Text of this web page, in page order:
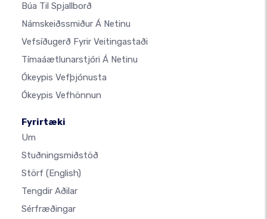
Búa Til Spjallborð
Námskeiðssmiður Á Netinu
Vefsíðugerð Fyrir Veitingastaði
Tímaáætlunarstjóri Á Netinu
Ókeypis Vefþjónusta
Ókeypis Vefhönnun
Fyrirtæki
Um
Stuðningsmiðstöð
Störf (English)
Tengdir Aðilar
Sérfræðingar